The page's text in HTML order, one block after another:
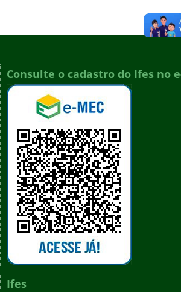
Consulte o cadastro do Ifes no
Ifes